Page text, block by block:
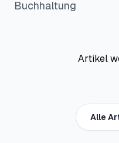
Buchhaltung
Artikel
Alle